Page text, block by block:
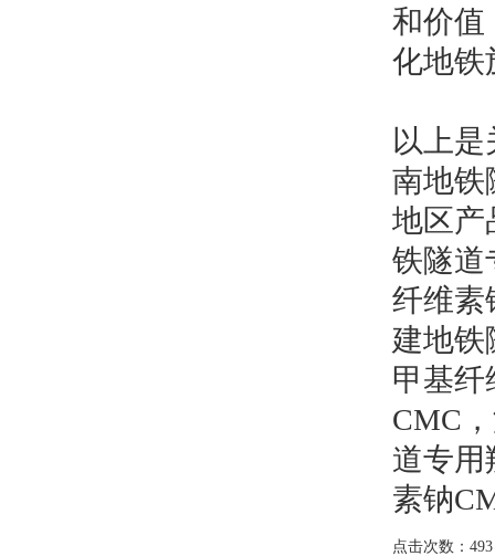
和价值
化地铁
以上
南地铁
地区
铁隧道
纤维素
建地铁
甲基纤
CMC ，
道专用
素钠
点击次数： 493